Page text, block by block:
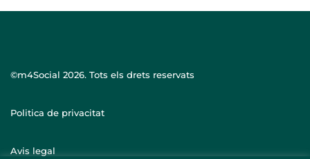
©m4Social 2026. Tots els drets reservats
Politica de privacitat
Avis legal